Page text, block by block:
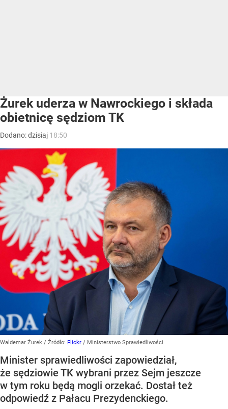
Żurek uderza w Nawrockiego i składa
obietnicę sędziom TK
Dodano:dzisiaj 18:50
Waldemar Żurek / Źródło: Flickr / Ministerstwo Sprawiedliwości
Minister sprawiedliwości zapowiedział,
że sędziowie TK wybrani przez Sejm jeszcze
w tym roku będą mogli orzekać. Dostał też
odpowiedź z Pałacu Prezydenckiego.